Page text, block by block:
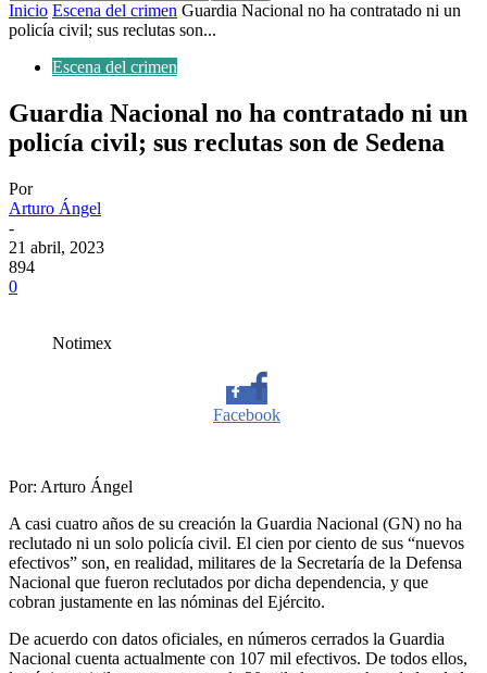
Inicio Escena del crimen Guardia Nacional no ha contratado ni un
policía civil; sus reclutas son...
Escena del crimen
Guardia Nacional no ha contratado ni un
policía civil; sus reclutas son de Sedena
Por
Arturo Ángel
-
21 abril, 2023
894
0
Notimex
Facebook
Whatsapp
Linkedin
Por: Arturo Ángel
A casi cuatro años de su creación la Guardia Nacional (GN) no ha
reclutado ni un solo policía civil. El cien por ciento de sus “nuevos
efectivos” son, en realidad, militares de la Secretaría de la Defensa
Nacional que fueron reclutados por dicha dependencia, y que
cobran justamente en las nóminas del Ejército.
De acuerdo con datos oficiales, en números cerrados la Guardia
Nacional cuenta actualmente con 107 mil efectivos. De todos ellos,